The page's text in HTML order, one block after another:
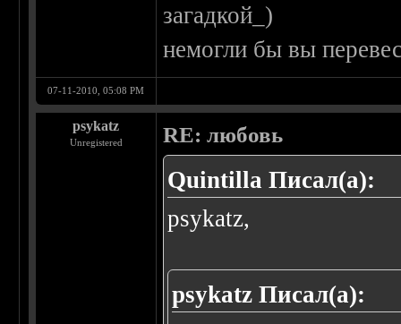
загадкой_)
немогли бы вы
07-11-2010, 05:08 PM
psykatz
Unregistered RE: любовь
Quintilla Писал(а):
psykatz,
psykatz Писал(а):